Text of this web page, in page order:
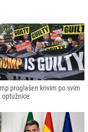
proglašen krivim po svim
optužnice